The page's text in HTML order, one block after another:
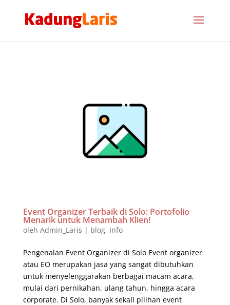
Event Organizer Terbaik di Solo: Portofolio
Menarik untuk Menambah Klien!
oleh Admin_Laris | blog, Info
Pengenalan Event Organizer di Solo Event organizer
atau EO merupakan jasa yang sangat dibutuhkan
untuk menyelenggarakan berbagai macam acara,
mulai dari pernikahan, ulang tahun, hingga acara
corporate. Di Solo, banyak sekali pilihan event